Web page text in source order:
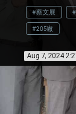
#蔡文展
#205廠
Aug 7, 2024